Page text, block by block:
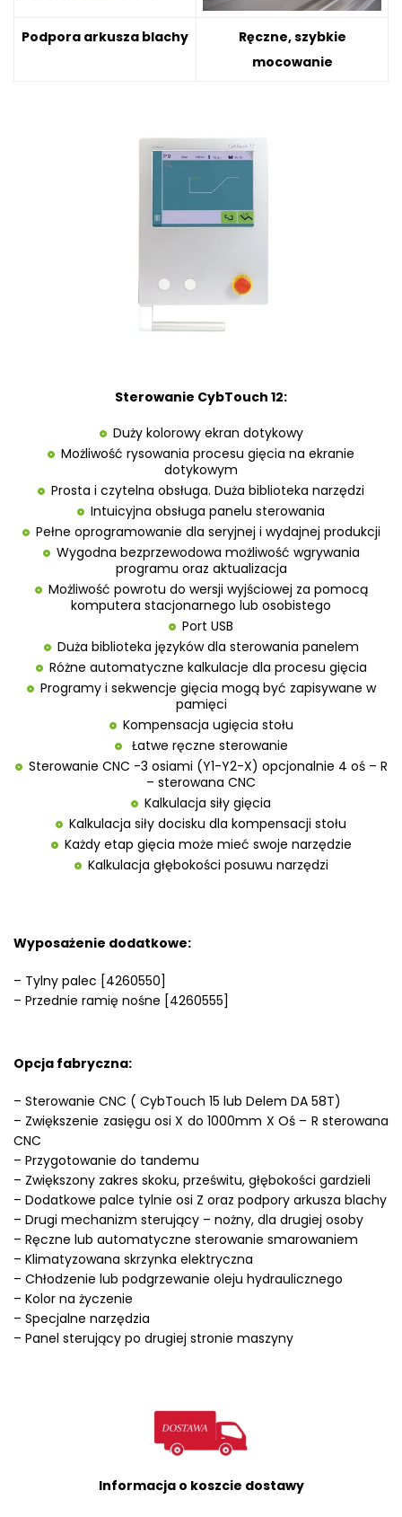
Podpora arkusza blachy
Ręczne, szybkie
mocowanie
Sterowanie CybTouch 12:
Duży kolorowy ekran dotykowy
Możliwość rysowania procesu gięcia na ekranie
dotykowym
Prosta i czytelna obsługa. Duża biblioteka narzędzi
Intuicyjna obsługa panelu sterowania
Pełne oprogramowanie dla seryjnej i wydajnej produkcji
Wygodna bezprzewodowa możliwość wgrywania
programu oraz aktualizacja
Możliwość powrotu do wersji wyjściowej za pomocą
komputera stacjonarnego lub osobistego
Port USB
Duża biblioteka języków dla sterowania panelem
Różne automatyczne kalkulacje dla procesu gięcia
Programy i sekwencje gięcia mogą być zapisywane w
pamięci
Kompensacja ugięcia stołu
Łatwe ręczne sterowanie
Sterowanie CNC -3 osiami (Y1-Y2-X) opcjonalnie 4 oś – R
– sterowana CNC
Kalkulacja siły gięcia
Kalkulacja siły docisku dla kompensacji stołu
Każdy etap gięcia może mieć swoje narzędzie
Kalkulacja głębokości posuwu narzędzi
Wyposażenie dodatkowe:
– Tylny palec [4260550]
– Przednie ramię nośne [4260555]
Opcja fabryczna:
– Sterowanie CNC ( CybTouch 15 lub Delem DA 58T)
– Zwiększenie zasięgu osi X do 1000mm X Oś – R sterowana
CNC
– Przygotowanie do tandemu
– Zwiększony zakres skoku, prześwitu, głębokości gardzieli
– Dodatkowe palce tylnie osi Z oraz podpory arkusza blachy
– Drugi mechanizm sterujący – nożny, dla drugiej osoby
– Ręczne lub automatyczne sterowanie smarowaniem
– Klimatyzowana skrzynka elektryczna
– Chłodzenie lub podgrzewanie oleju hydraulicznego
– Kolor na życzenie
– Specjalne narzędzia
– Panel sterujący po drugiej stronie maszyny
Informacja o koszcie dostawy